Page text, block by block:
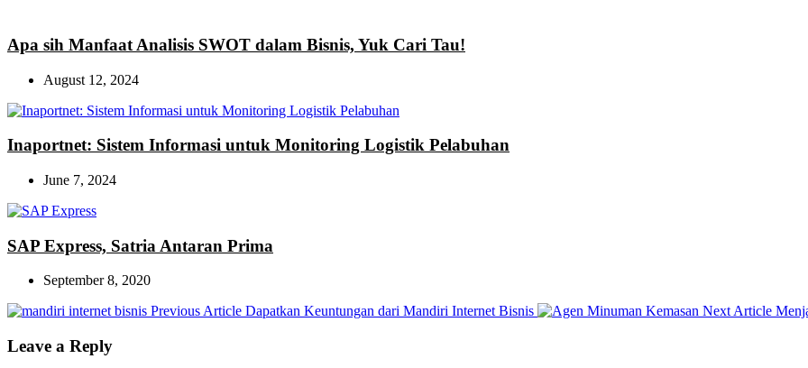
Apa sih Manfaat Analisis SWOT dalam Bisnis, Yuk Cari Tau!
August 12, 2024
Inaportnet: Sistem Informasi untuk Monitoring Logistik Pelabuhan
June 7, 2024
SAP Express, Satria Antaran Prima
September 8, 2020
Previous Article Previous
Dapatkan Keuntungan dari Mandiri Internet Bisnis Next Article Next
Leave a Reply